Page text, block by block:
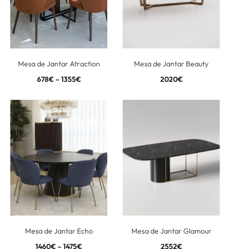
Mesa de Jantar Atraction
678€– 1355€
Mesa de Jantar Beauty
2020€
Mesa de Jantar Echo
1460€– 1475€
Mesa de Jantar Glamour
2552€